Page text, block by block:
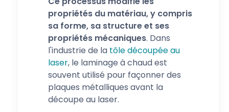
propriétés du matériau, y compris
sa forme, sa structure et ses
propriétés mécaniques. Dans
l'industrie de la tôle découpée au
laser, le laminage à chaud est
souvent utilisé pour façonner des
plaques métalliques avant la
découpe au laser.